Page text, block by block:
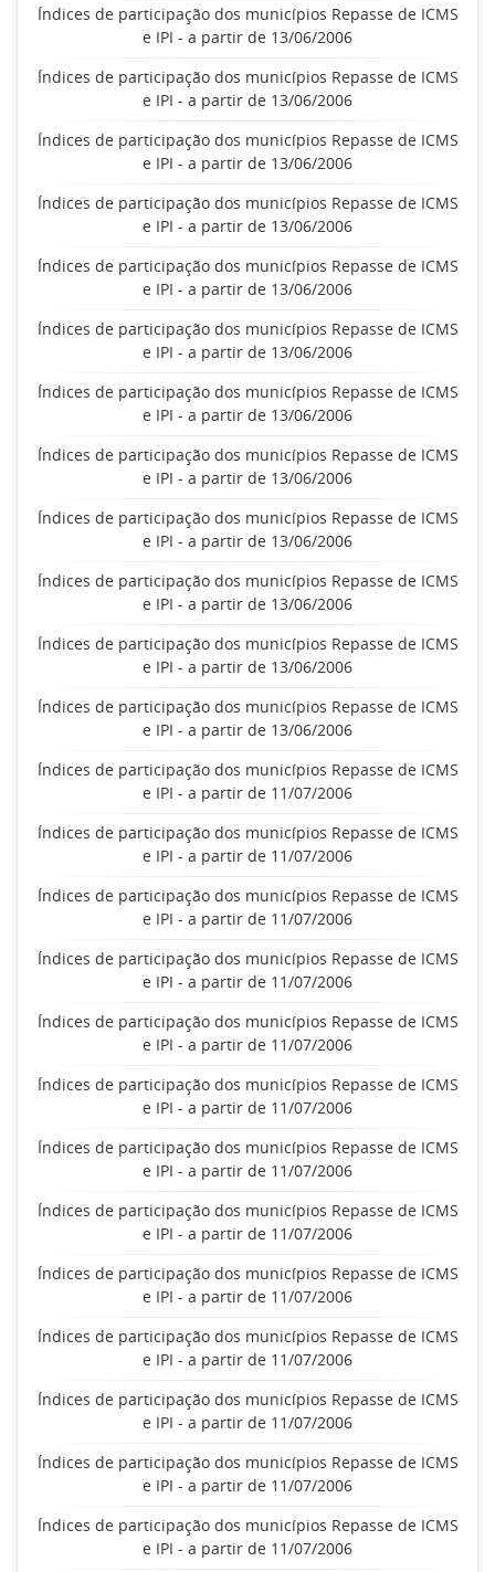
Índices de participação dos municípios Repasse de ICMS
e IPI - a partir de 13/06/2006
Índices de participação dos municípios Repasse de ICMS
e IPI - a partir de 13/06/2006
Índices de participação dos municípios Repasse de ICMS
e IPI - a partir de 13/06/2006
Índices de participação dos municípios Repasse de ICMS
e IPI - a partir de 13/06/2006
Índices de participação dos municípios Repasse de ICMS
e IPI - a partir de 13/06/2006
Índices de participação dos municípios Repasse de ICMS
e IPI - a partir de 13/06/2006
Índices de participação dos municípios Repasse de ICMS
e IPI - a partir de 13/06/2006
Índices de participação dos municípios Repasse de ICMS
e IPI - a partir de 13/06/2006
Índices de participação dos municípios Repasse de ICMS
e IPI - a partir de 13/06/2006
Índices de participação dos municípios Repasse de ICMS
e IPI - a partir de 13/06/2006
Índices de participação dos municípios Repasse de ICMS
e IPI - a partir de 13/06/2006
Índices de participação dos municípios Repasse de ICMS
e IPI - a partir de 13/06/2006
Índices de participação dos municípios Repasse de ICMS
e IPI - a partir de 11/07/2006
Índices de participação dos municípios Repasse de ICMS
e IPI - a partir de 11/07/2006
Índices de participação dos municípios Repasse de ICMS
e IPI - a partir de 11/07/2006
Índices de participação dos municípios Repasse de ICMS
e IPI - a partir de 11/07/2006
Índices de participação dos municípios Repasse de ICMS
e IPI - a partir de 11/07/2006
Índices de participação dos municípios Repasse de ICMS
e IPI - a partir de 11/07/2006
Índices de participação dos municípios Repasse de ICMS
e IPI - a partir de 11/07/2006
Índices de participação dos municípios Repasse de ICMS
e IPI - a partir de 11/07/2006
Índices de participação dos municípios Repasse de ICMS
e IPI - a partir de 11/07/2006
Índices de participação dos municípios Repasse de ICMS
e IPI - a partir de 11/07/2006
Índices de participação dos municípios Repasse de ICMS
e IPI - a partir de 11/07/2006
Índices de participação dos municípios Repasse de ICMS
e IPI - a partir de 11/07/2006
Índices de participação dos municípios Repasse de ICMS
e IPI - a partir de 11/07/2006